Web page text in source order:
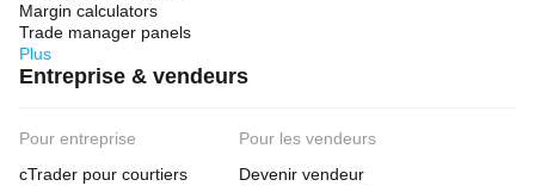
Margin calculators
Trade manager panels
Plus
Entreprise & vendeurs
Pour entreprise
cTrader pour courtiers
Pour les vendeurs
Devenir vendeur